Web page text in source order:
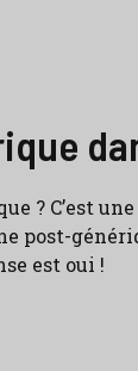
? C’est
est oui !